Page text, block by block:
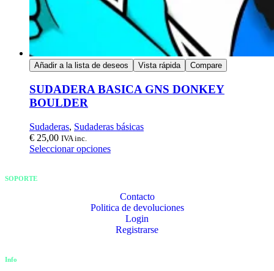
Añadir a la lista de deseos Vista rápida Compare
SUDADERA BASICA GNS DONKEY
BOULDER
Sudaderas, Sudaderas básicas
€ 25,00 IVA inc.
Seleccionar opciones
SOPORTE
Contacto
Politica de devoluciones
Login
Registrarse
Info